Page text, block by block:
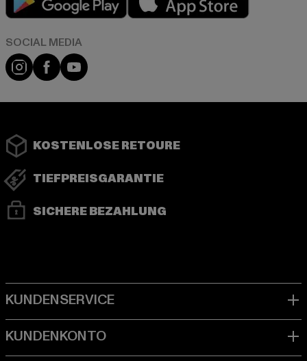
Instagram
FacebookYouTube
KOSTENLOSE RETOURE
TIEFPREISGARANTIE
SICHERE BEZAHLUNG